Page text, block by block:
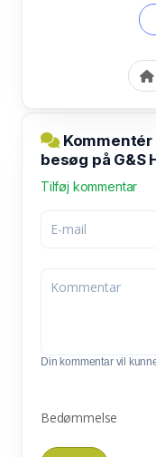
Kommentér
besøg på G&S
Tilføj kommentar
Din kommentar vil
Bedømmelse